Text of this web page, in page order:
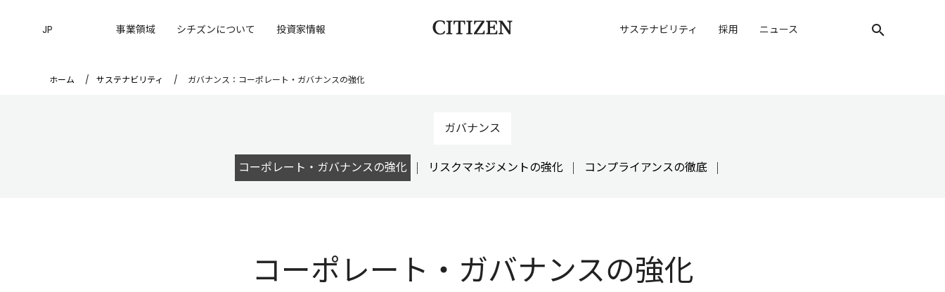
JP 事業領域 シチズンについて 投資家情報 サステナビリティ 採用 ニュース
検索キーワード
ホーム サステナビリティ ガバナンス：コーポレート・ガバナンスの強化
ガバナンス
コーポレート・ガバナンスの強化 リスクマネジメントの強化 コンプライアンスの徹底
コーポレート・ ガバナンスの強化